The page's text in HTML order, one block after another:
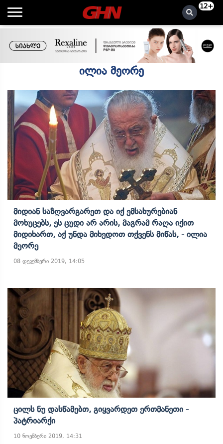
12+
ილია მეორე
Მიდიან Საზღვარგარეთ Და Იქ Ემსახურებიან
Მოხუცებს, Ეს Ცუდი Არ Არის, Მაგრამ Რაღა Იქით
Მიდიხართ, Აქ Უნდა Მიხედოთ Თქვენს Მიწას, - Ილია
Მეორე
08 დეკემბერი 2019, 14:05
Ცილს Ნუ Დასწამებთ, Გიყვარდეთ Ერთმანეთი -
Პატრიარქი
10 ნოემბერი 2019, 14:31